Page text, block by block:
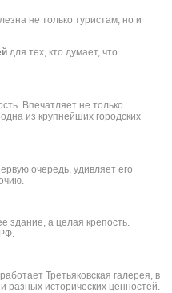
не только туристам, но и
для тех, кто думает, что
Впечатляет не только
из крупнейших городских
очередь, удивляет его
здание, а целая крепость.
Третьяковская галерея, в
разных исторических ценностей.